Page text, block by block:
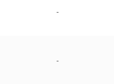
-
-